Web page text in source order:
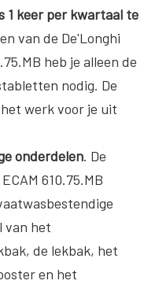
1 keer per kwartaal te
van de De'Longhi
heb je alleen de
nodig. De
werk voor je uit
onderdelen. De
610.75.MB
van het
de lekbak, het
en het